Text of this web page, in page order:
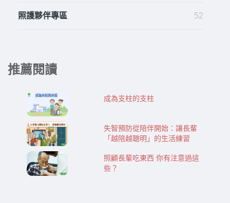
照護夥伴專區 52
推薦閱讀
成為支柱的支柱
失智預防從陪伴開始：讓長輩
「越陪越聰明」的生活練習
照顧長輩吃東西 你有注意過這
些？